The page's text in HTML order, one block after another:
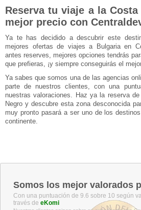
Reserva tu viaje a la Costa
mejor precio con
Ya te has decidido a descubrir este
mejores ofertas de viajes a Bulgaria en
antes reserves, mejores opciones tendrás
que prefieras, ¡y siempre conseguirás el
Ya sabes que somos una de las agencias
parte de nuestros clientes, con una
nuestras valoraciones. Haz ya la reserva
Negro y descubre esta zona desconocida
muy pronto pasará a ser uno de los
continente.
Somos los mejor valorados
Con una puntuación de 9.6 sobre 10 según
través de eKomi